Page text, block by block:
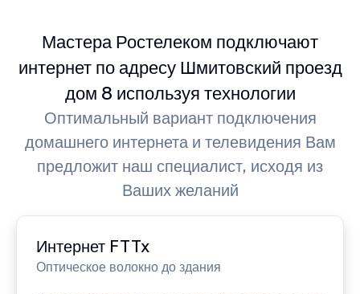
Мастера Ростелеком подключают
интернет по адресу Шмитовский проезд
дом 8 используя технологии
Оптимальный вариант подключения
домашнего интернета и телевидения Вам
предложит наш специалист, исходя из
Ваших желаний
Интернет FTTx
Оптическое волокно до здания